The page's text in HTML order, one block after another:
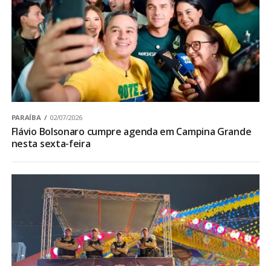
PARAÍBA 02/07/2026
Flávio Bolsonaro cumpre agenda em Campina Grande
nesta sexta-feira